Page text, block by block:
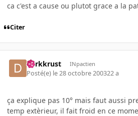
ca c'est a cause ou plutot grace a la
Citer
darkkrust INpactien
Posté(e) le 28 octobre 200322 a
ça explique pas 10° mais faut aussi
temp extèrieur, il fait froid en ce